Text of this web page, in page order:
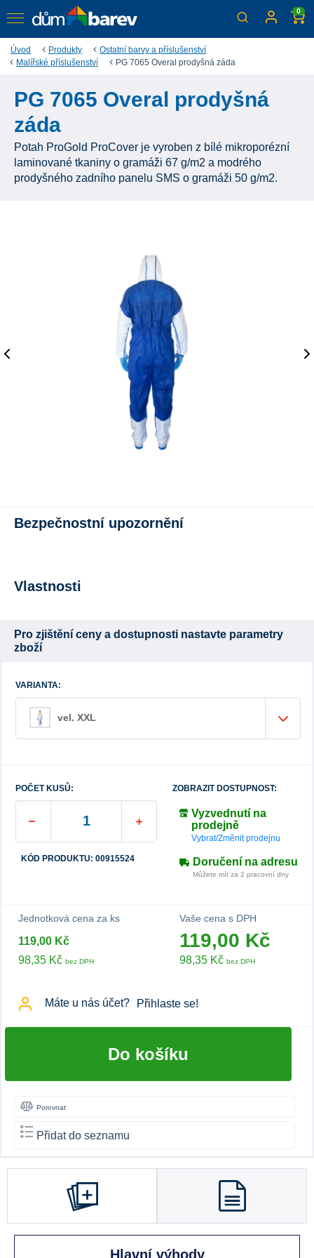
0
Úvod Produkty
Ostatní barvy a příslušenství
Malířské příslušenství
PG 7065 Overal prodyšná záda
PG 7065 Overal prodyšná
záda
Potah ProGold ProCover je vyroben z bílé mikroporézní
laminované tkaniny o gramáži 67 g/m2 a modrého
prodyšného zadního panelu SMS o gramáži 50 g/m2.
Bezpečnostní upozornění
Vlastnosti
Pro zjištění ceny a dostupnosti nastavte parametry
zboží
VARIANTA:
vel. XXL
POČET KUSŮ:
KÓD PRODUKTU: 00915524
ZOBRAZIT DOSTUPNOST:
Vyzvednutí na
prodejně
Vybrat/Změnit prodejnu
Doručení na adresu
Můžete mít za 2 pracovní dny
Jednotková cena za ks
119,00 Kč
98,35 Kč bez DPH
Vaše cena s DPH
119,00 Kč
98,35 Kč bez DPH
Máte u nás účet? Přihlaste se!
Do košíku
Porovnat
Přidat do seznamu
Hlavní výhody